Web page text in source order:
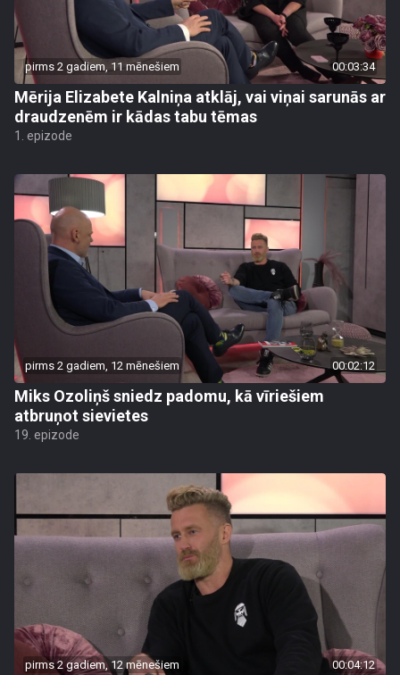
pirms 2 gadiem, 11 mēnešiem 00:03:34
Mērija Elizabete Kalniņa atklāj, vai viņai sarunās ar
draudzenēm ir kādas tabu tēmas
1. epizode
pirms 2 gadiem, 12 mēnešiem 00:02:12
Miks Ozoliņš sniedz padomu, kā vīriešiem
atbruņot sievietes
19. epizode
pirms 2 gadiem, 12 mēnešiem 00:04:12